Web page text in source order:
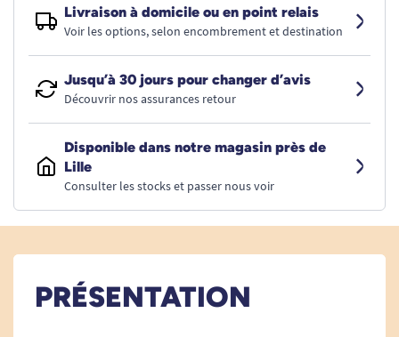
Livraison à domicile ou en point relais
Voir les options, selon encombrement et destination
Jusqu’à 30 jours pour changer d’avis
Découvrir nos assurances retour
Disponible dans notre magasin près de
Lille
Consulter les stocks et passer nous voir
PRÉSENTATION